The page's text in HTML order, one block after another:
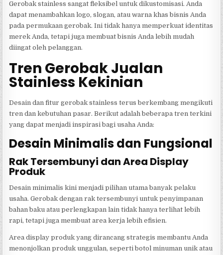
Gerobak stainless sangat fleksibel untuk dikustomisasi. Anda
dapat menambahkan logo, slogan, atau warna khas bisnis Anda
pada permukaan gerobak. Ini tidak hanya memperkuat identitas
merek Anda, tetapi juga membuat bisnis Anda lebih mudah
diingat oleh pelanggan.
Tren Gerobak Jualan
Stainless Kekinian
Desain dan fitur gerobak stainless terus berkembang mengikuti
tren dan kebutuhan pasar. Berikut adalah beberapa tren terkini
yang dapat menjadi inspirasi bagi usaha Anda:
Desain Minimalis dan Fungsional
Rak Tersembunyi dan Area Display
Produk
Desain minimalis kini menjadi pilihan utama banyak pelaku
usaha. Gerobak dengan rak tersembunyi untuk penyimpanan
bahan baku atau perlengkapan lain tidak hanya terlihat lebih
rapi, tetapi juga membuat area kerja lebih efisien.
Area display produk yang dirancang strategis membantu Anda
menonjolkan produk unggulan, seperti botol minuman unik atau